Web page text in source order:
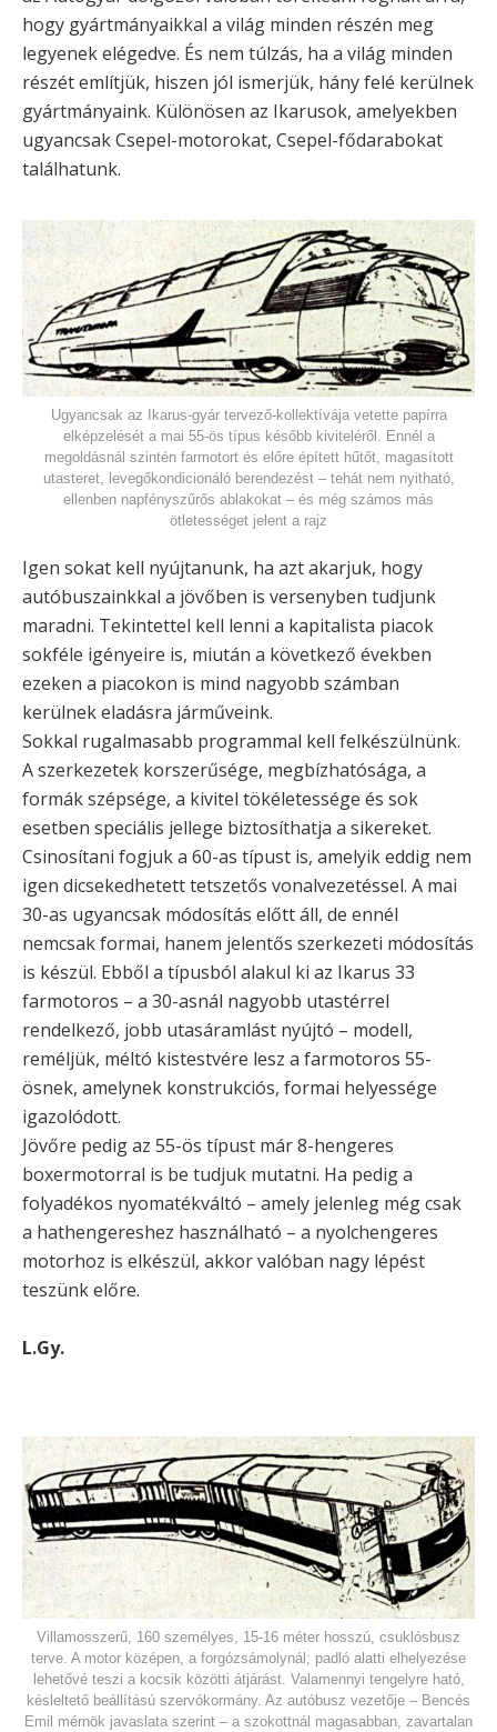
hogy gyártmányaikkal a világ minden részén meg
legyenek elégedve. És nem túlzás, ha a világ minden
részét említjük, hiszen jól ismerjük, hány felé kerülnek
gyártmányaink. Különösen az Ikarusok, amelyekben
ugyancsak Csepel-motorokat, Csepel-fődarabokat
találhatunk.
Ugyancsak az Ikarus-gyár tervező-kollektívája vetette papírra
elképzelését a mai 55-ös típus később kiviteléről. Ennél a
megoldásnál szintén farmotort és előre épített hűtőt, magasított
utasteret, levegőkondicionáló berendezést – tehát nem nyitható,
ellenben napfényszűrős ablakokat – és még számos más
ötletességet jelent a rajz
Igen sokat kell nyújtanunk, ha azt akarjuk, hogy
autóbuszainkkal a jövőben is versenyben tudjunk
maradni. Tekintettel kell lenni a kapitalista piacok
sokféle igényeire is, miután a következő években
ezeken a piacokon is mind nagyobb számban
kerülnek eladásra járműveink.
Sokkal rugalmasabb programmal kell felkészülnünk.
A szerkezetek korszerűsége, megbízhatósága, a
formák szépsége, a kivitel tökéletessége és sok
esetben speciális jellege biztosíthatja a sikereket.
Csinosítani fogjuk a 60-as típust is, amelyik eddig nem
igen dicsekedhetett tetszetős vonalvezetéssel. A mai
30-as ugyancsak módosítás előtt áll, de ennél
nemcsak formai, hanem jelentős szerkezeti módosítás
is készül. Ebből a típusból alakul ki az Ikarus 33
farmotoros – a 30-asnál nagyobb utastérrel
rendelkező, jobb utasáramlást nyújtó – modell,
reméljük, méltó kistestvére lesz a farmotoros 55-
ösnek, amelynek konstrukciós, formai helyessége
igazolódott.
Jövőre pedig az 55-ös típust már 8-hengeres
boxermotorral is be tudjuk mutatni. Ha pedig a
folyadékos nyomatékváltó – amely jelenleg még csak
a hathengereshez használható – a nyolchengeres
motorhoz is elkészül, akkor valóban nagy lépést
teszünk előre.
L.Gy.
Villamosszerű, 160 személyes, 15-16 méter hosszú, csuklósbusz
terve. A motor középen, a forgózsámolynál; padló alatti elhelyezése
lehetővé teszi a kocsik közötti átjárást. Valamennyi tengelyre ható,
késleltető beállítású szervókormány. Az autóbusz vezetője – Bencés
Emil mérnök javaslata szerint – a szokottnál magasabban, zavartalan